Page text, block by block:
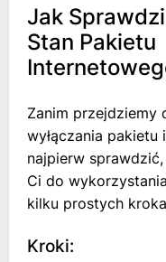
Jak
Stan Pakietu
Zanim przejdziemy
wyłączania
najpierw
Ci do
kilku prostych
Kroki: